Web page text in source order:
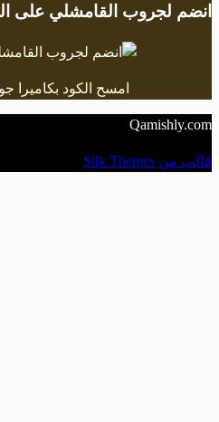
انضم لجروب القامشلي على
امسح الكود بكاميرا
Qamishly.com
قالب من Silk Themes